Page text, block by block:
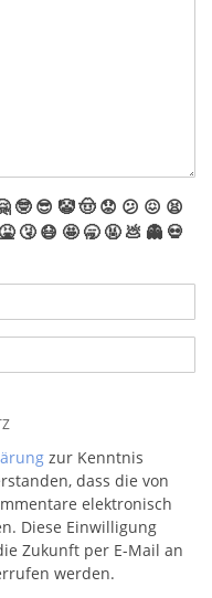
🤓 😎 🤡🤠 😟 😕 😖 😫
🤮 🤧 😷 🤩 🥱 🤬 💩 👻 💀
zur Kenntnis
dass die von
elektronisch
Diese Einwilligung
Zukunft per E-Mail an
werden.